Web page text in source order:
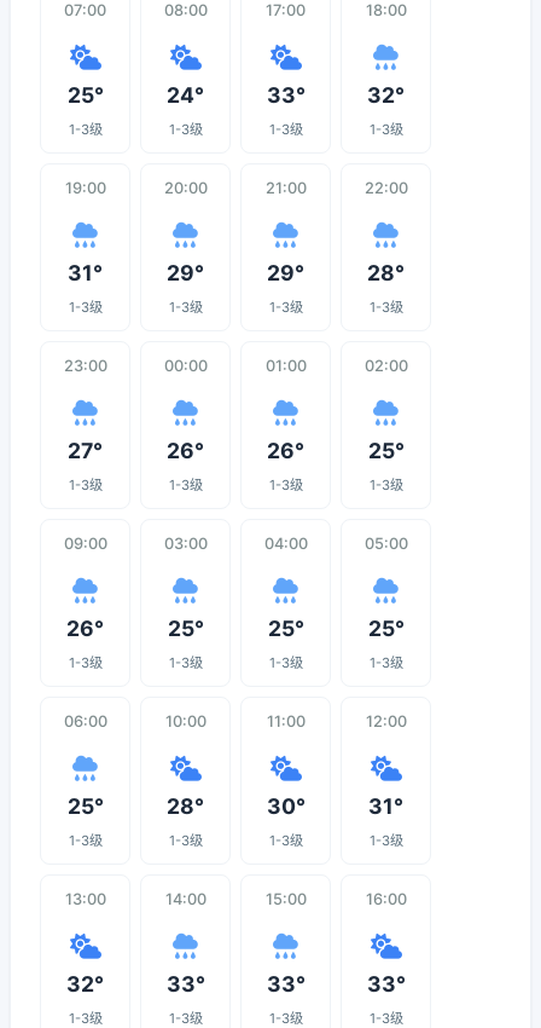
07:00
25°
1-3级
08:00
24°
1-3级
17:00
33°
1-3级
18:00
32°
1-3级
19:00
31°
1-3级
20:00
29°
1-3级
21:00
29°
1-3级
22:00
28°
1-3级
23:00
27°
1-3级
00:00
26°
1-3级
01:00
26°
1-3级
02:00
25°
1-3级
09:00
26°
1-3级
03:00
25°
1-3级
04:00
25°
1-3级
05:00
25°
1-3级
06:00
25°
1-3级
10:00
28°
1-3级
11:00
30°
1-3级
12:00
31°
1-3级
13:00
32°
1-3级
14:00
33°
1-3级
15:00
33°
1-3级
16:00
33°
1-3级